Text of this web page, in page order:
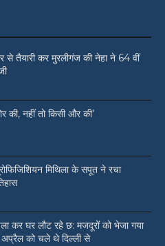
तैयारी कर मुरलीगंज की नेहा ने 64 वीं
की, नहीं तो किसी और की’
मिथिला के सपूत ने रचा
कर घर लौट रहे छ: मजदूरों को भेजा गया
अप्रैल को चले थे दिल्ली से